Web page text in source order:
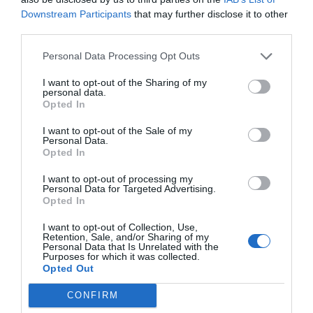
Downstream Participants that may further disclose it to other
Personal Data Processing Opt Outs
I want to opt-out of the Sharing of my
personal data.
Opted In
I want to opt-out of the Sale of my
Personal Data.
Opted In
I want to opt-out of processing my
Personal Data for Targeted Advertising.
Opted In
I want to opt-out of Collection, Use,
Retention, Sale, and/or Sharing of my
Personal Data that Is Unrelated with the
Purposes for which it was collected.
Opted Out
CONFIRM
només vol dir una cosa i ell ho té clar. "Tinc totes
guanyant seran les empreses amigues que
Tarragona. No confieu que el govern us ajudi,
esteu sols. Els diners aniran a pagar als amics,
vosaltres no veureu res", adverteix.
Un nou ordre mundial?
Adéu a la globalització
Sigui com sigui, i com diu Sala-i-Martin, "el virus
ha agreujat uns problemes que ja teníem", entre
els quals destaca la "invasió de drets" i la "falta de
llibertat" per part dels estats-espia que "han
aprofitat la pandèmia per recollir més dades sobre